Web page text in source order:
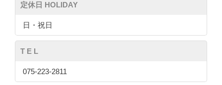
定休日 HOLIDAY
日・祝日
T E L
075-223-2811